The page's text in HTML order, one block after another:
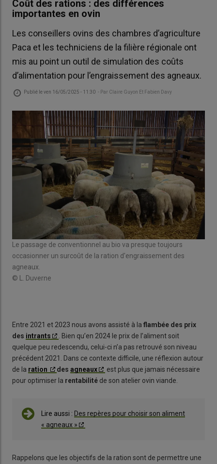
Coût des rations : des différences
importantes en ovin
Les conseillers ovins des chambres d’agriculture
Paca et les techniciens de la filière régionale ont
mis au point un outil de simulation des coûts
d’alimentation pour l’engraissement des agneaux.
Publié leven 16/05/2025 - 11:30 - Par Claire Guyon Et Fabien Davy
Le passage de conventionnel au bio va presque toujours
occasionner un surcoût de la ration d'engraissement des
agneaux.
© L. Duverne
Entre 2021 et 2023 nous avons assisté à la flambée des prix
des intrants
. Bien qu’en 2024 le prix de l’aliment soit
quelque peu redescendu, celui-ci n’a pas retrouvé son niveau
précédent 2021. Dans ce contexte difficile, une réflexion autour
de la ration des agneaux
est plus que jamais nécessaire
pour optimiser la rentabilité de son atelier ovin viande.
Lire aussi : Des repères pour choisir son aliment
« agneaux »
Rappelons que les objectifs de la ration sont de permettre une